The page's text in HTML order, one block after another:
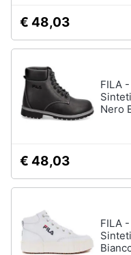
€ 48,03
FILA
Nero
€ 48,03
FILA